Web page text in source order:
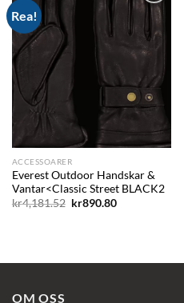
Rea!
Add to
wishlist
ACCESSOARER
Everest Outdoor Handskar &
Vantar<Classic Street BLACK2
kr4,181.52 Det
kr890.80Det
OM OSS